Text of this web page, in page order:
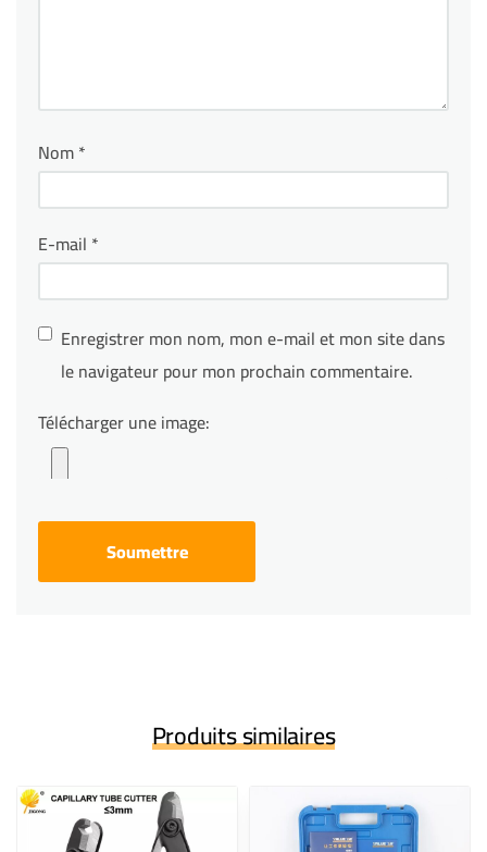
Nom*
E-mail *
Enregistrer mon nom, mon e-mail et mon site dans
le navigateur pour mon prochain commentaire.
Télécharger une image:
Produits similaires